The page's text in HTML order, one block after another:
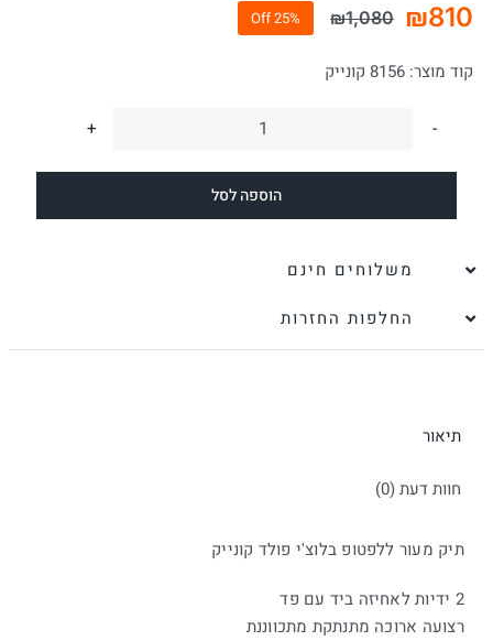
₪1,080 המחיר
המקורי
היה:
₪1,080.
₪810
המחיר
הנוכחי
הוא:
₪810.
25% Off
קוד מוצר: 8156 קונייק
כמות
של
תיק
קונייק
הוספה לסל
משלוחים חינם
החלפות החזרות
תיאור
חוות דעת (0)
תיק מעור ללפטופ בלוצ'י פולד קונייק
2 ידיות לאחיזה ביד עם פד
רצועה ארוכה מתנתקת מתכווננת